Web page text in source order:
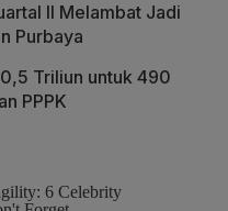
II Melambat Jadi
Purbaya
Triliun untuk 490
PPPK